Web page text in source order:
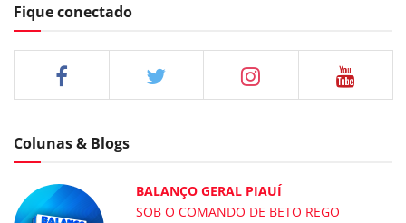
Fique conectado
Colunas & Blogs
BALANÇO GERAL PIAUÍ
SOB O COMANDO DE BETO REGO